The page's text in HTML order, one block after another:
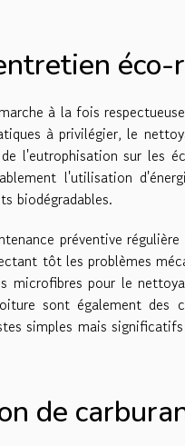
éco-
à la fois
à privilégier, le
l'eutrophisation sur les
l'utilisation
biodégradables.
préventive
tôt les problèmes
microfibres pour le
sont également des
simples mais
de